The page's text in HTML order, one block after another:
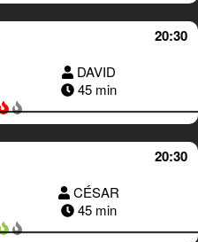
20:30
DAVID
45 min
20:30
CÉSAR
45 min